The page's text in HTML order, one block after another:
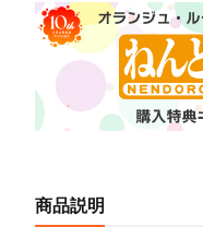
商品説明